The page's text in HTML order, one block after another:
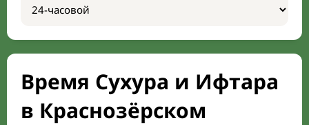
Время Сухура и Ифтара
в Краснозёрском